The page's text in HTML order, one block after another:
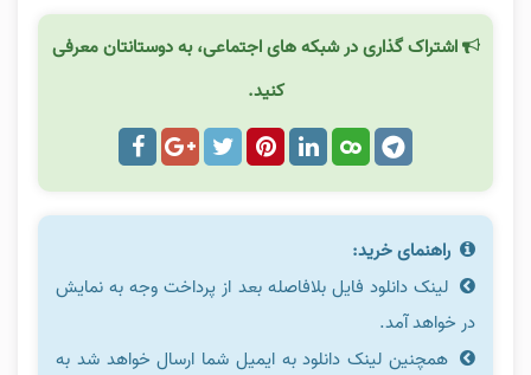
اشتراک گذاری در شبکه های اجتماعی، به دوستانتان معرفی
کنید.
راهنمای خرید:
لینک دانلود فایل بلافاصله بعد از پرداخت وجه به نمایش
در خواهد آمد.
همچنین لینک دانلود به ایمیل شما ارسال خواهد شد به